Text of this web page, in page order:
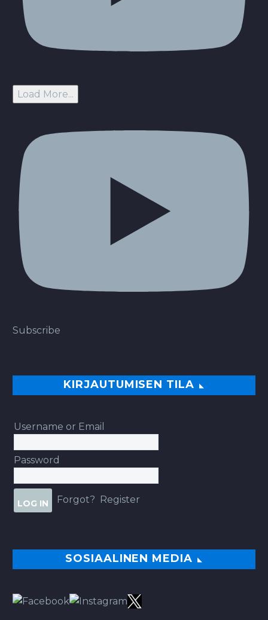
Load More...
Subscribe
KIRJAUTUMISEN TILA
Username or Email
Password
Forgot? Register
SOSIAALINEN MEDIA